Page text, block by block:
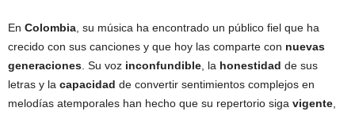
En Colombia , su música ha encontrado un público fiel que ha
crecido con sus canciones y que hoy las comparte con nuevas
generaciones . Su voz inconfundible , la honestidad de sus
letras y la capacidad de convertir sentimientos complejos en
melodías atemporales han hecho que su repertorio siga vigente